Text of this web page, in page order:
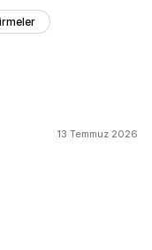
13 Temmuz 2026